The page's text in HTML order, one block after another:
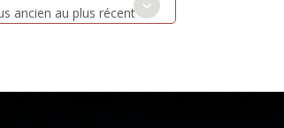
ancien au plus récent